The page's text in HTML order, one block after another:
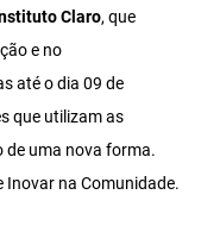
Claro, que
e no
até o dia 09 de
que utilizam as
de uma nova forma.
Inovar na Comunidade.